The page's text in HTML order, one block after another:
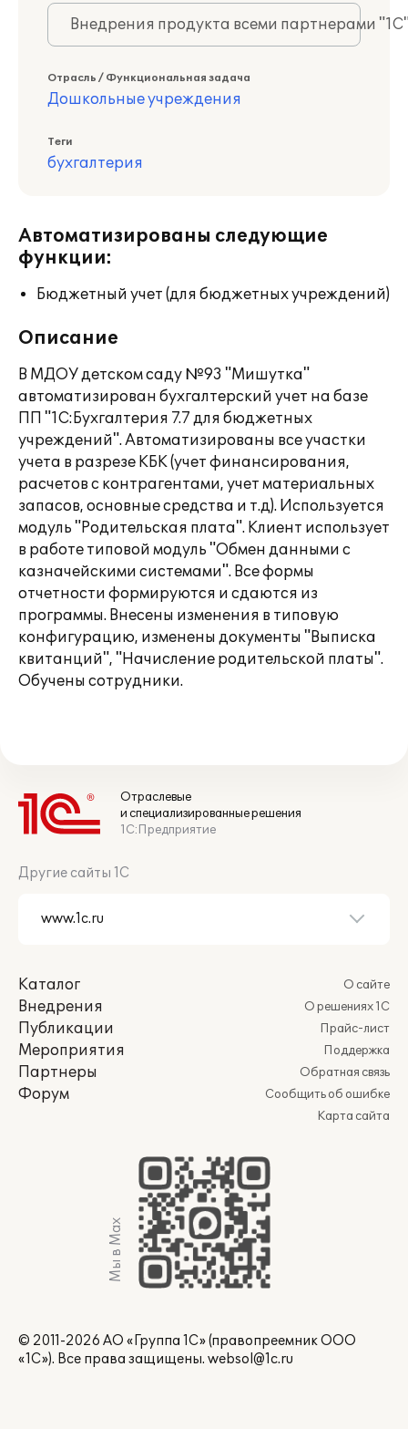
Внедрения продукта всеми партнерами
Отрасль / Функциональная задача
Дошкольные учреждения
Теги
бухгалтерия
Автоматизированы следующие
функции:
Бюджетный учет (для бюджетных учреждений)
Описание
В МДОУ детском саду №93 "Мишутка"
автоматизирован бухгалтерский учет на базе
ПП "1С:Бухгалтерия 7.7 для бюджетных
учреждений". Автоматизированы все участки
учета в разрезе КБК (учет финансирования,
расчетов с контрагентами, учет материальных
запасов, основные средства и т.д). Используется
модуль "Родительская плата". Клиент использует
в работе типовой модуль "Обмен данными с
казначейскими системами". Все формы
отчетности формируются и сдаются из
программы. Внесены изменения в типовую
конфигурацию, изменены документы "Выписка
квитанций", "Начисление родительской платы".
Обучены сотрудники.
Отраслевые
и специализированные решения
1С:Предприятие
Другие сайты 1С
Каталог
Внедрения
Публикации
Мероприятия
Партнеры
Форум
О сайте
О решениях 1С
Прайс-лист
Поддержка
Обратная связь
Сообщить об ошибке
Карта сайта
Мы в Max
© 2011-2026 АО «Группа 1С» (правопреемник ООО
«1С»). Все права защищены. websol@1c.ru